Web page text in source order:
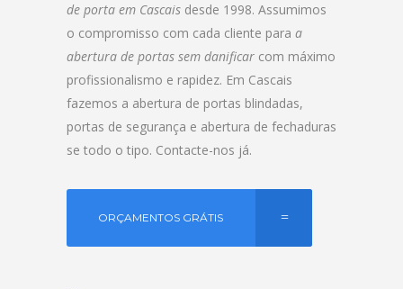
de porta em Cascais desde 1998. Assumimos
o compromisso com cada cliente para a
abertura de portas sem danificar com máximo
profissionalismo e rapidez. Em Cascais
fazemos a abertura de portas blindadas,
portas de segurança e abertura de fechaduras
se todo o tipo. Contacte-nos já.
ORÇAMENTOS GRÁTIS